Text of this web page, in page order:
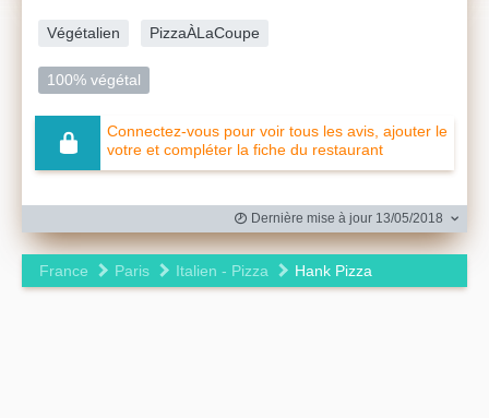
Végétalien PizzaÀLaCoupe
100% végétal
Connectez-vous pour voir tous les avis, ajouter le
votre et compléter la fiche du restaurant
Dernière mise à jour 13/05/2018
France Paris Italien - Pizza Hank Pizza